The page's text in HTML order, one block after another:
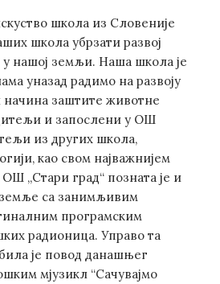
школа из Словеније
школа убрзати развој
нашој земљи. Наша школа је
уназад радимо на развоју
начина заштите животне
и запослени у ОШ
из других школа,
као свом најважнијем
„Стари град“ позната је и
са занимљивим
програмским
радионица. Управо та
је повод данашњег
мјузикл “Сачувајмо